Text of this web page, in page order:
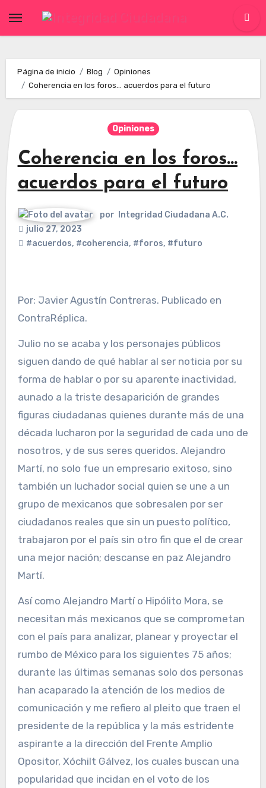
Página de inicio Blog
Opiniones
Coherencia en los foros… acuerdos para el futuro
Opiniones
Coherencia en los foros…
acuerdos para el futuro
por
Integridad Ciudadana A.C.
julio 27, 2023
#acuerdos, #coherencia, #foros, #futuro
Por: Javier Agustín Contreras. Publicado en
ContraRéplica.
Julio no se acaba y los personajes públicos
siguen dando de qué hablar al ser noticia por su
forma de hablar o por su aparente inactividad,
aunado a la triste desaparición de grandes
figuras ciudadanas quienes durante más de una
década lucharon por la seguridad de cada uno de
nosotros, y de sus seres queridos. Alejandro
Martí, no solo fue un empresario exitoso, sino
también un luchador social quien se une a un
grupo de mexicanos que sobresalen por ser
ciudadanos reales que sin un puesto político,
trabajaron por el país sin otro fin que el de crear
una mejor nación; descanse en paz Alejandro
Martí.
Así como Alejandro Martí o Hipólito Mora, se
necesitan más mexicanos que se comprometan
con el país para analizar, planear y proyectar el
rumbo de México para los siguientes 75 años;
durante las últimas semanas solo dos personas
han acaparado la atención de los medios de
comunicación y me refiero al pleito que traen el
presidente de la república y la más estridente
aspirante a la dirección del Frente Amplio
Opositor, Xóchilt Gálvez, los cuales buscan una
popularidad que incidan en el voto de los